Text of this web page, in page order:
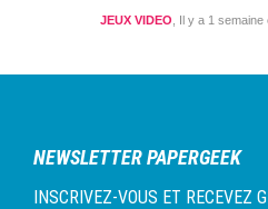
Il y a 1 semaine
JEUX VIDEO
NEWSLETTER PAPERGEEK
INSCRIVEZ-VOUS ET RECEVEZ